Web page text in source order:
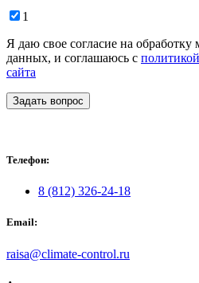
1
Я даю свое согласие на
данных, и соглашаюсь с
сайта
Задать вопрос
Телефон:
8 (812) 326-24-18
Email:
raisa@climate-control.ru